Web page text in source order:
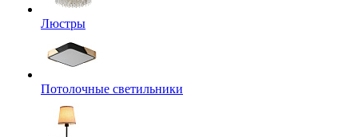
Люстры
Потолочные светильники